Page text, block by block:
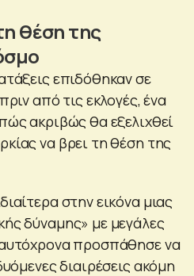
θέση της
επιδόθηκαν σε
από τις εκλογές, ένα
ακριβώς θα εξελιχθεί
να βρει τη θέση της
στην εικόνα μιας
δύναμης» με μεγάλες
προσπάθησε να
διαιρέσεις ακόμη